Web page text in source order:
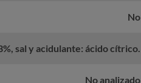
No
sal y acidulante: ácido cítrico.
No analizado